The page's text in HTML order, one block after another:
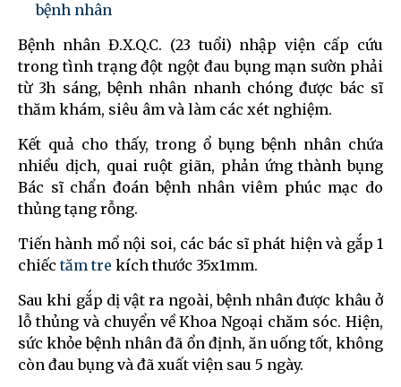
bệnh nhân
Bệnh nhân Đ.X.Q.C. (23 tuổi) nhập viện cấp cứu
trong tình trạng đột ngột đau bụng mạn sườn phải
từ 3h sáng, bệnh nhân nhanh chóng được bác sĩ
thăm khám, siêu âm và làm các xét nghiệm.
Kết quả cho thấy, trong ổ bụng bệnh nhân chứa
nhiều dịch, quai ruột giãn, phản ứng thành bụng
Bác sĩ chẩn đoán bệnh nhân viêm phúc mạc do
thủng tạng rỗng.
Tiến hành mổ nội soi, các bác sĩ phát hiện và gắp 1
chiếctăm tre kích thước 35x1mm.
Sau khi gắp dị vật ra ngoài, bệnh nhân được khâu ở
lỗ thủng và chuyển về Khoa Ngoại chăm sóc. Hiện,
sức khỏe bệnh nhân đã ổn định, ăn uống tốt, không
còn đau bụng và đã xuất viện sau 5 ngày.